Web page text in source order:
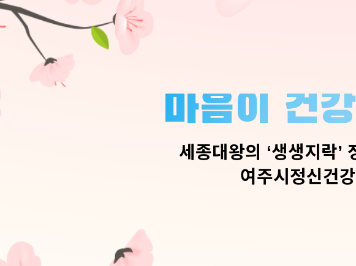
CI소개
의뢰서
마음이 건
세종대왕의 ‘생생지락’
여주시정신건